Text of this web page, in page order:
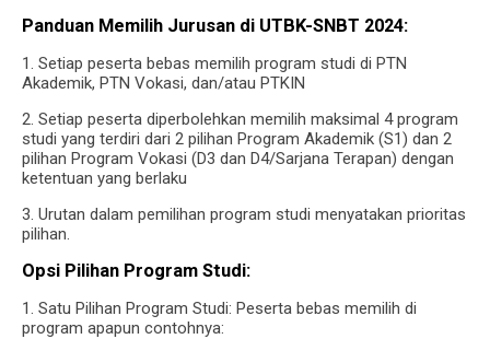
Panduan Memilih Jurusan di UTBK-SNBT 2024:
1. Setiap peserta bebas memilih program studi di PTN
Akademik, PTN Vokasi, dan/atau PTKIN
2. Setiap peserta diperbolehkan memilih maksimal 4 program
studi yang terdiri dari 2 pilihan Program Akademik (S1) dan 2
pilihan Program Vokasi (D3 dan D4/Sarjana Terapan) dengan
ketentuan yang berlaku
3. Urutan dalam pemilihan program studi menyatakan prioritas
pilihan.
Opsi Pilihan Program Studi:
1. Satu Pilihan Program Studi: Peserta bebas memilih di
program apapun contohnya: